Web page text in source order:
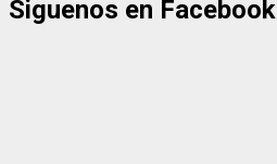
Siguenos en Facebook